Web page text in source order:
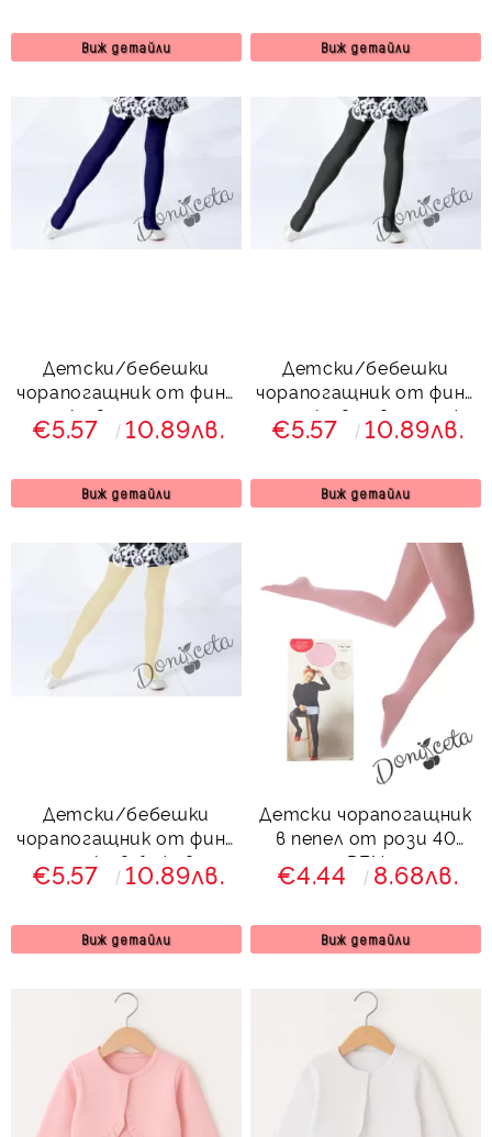
Виж детайли Виж детайли
Детски/бебешки
чорапогащник от фина
плетка в тъмносиньо
€5.57 10.89лв.
Виж детайли
Детски/бебешки
чорапогащник от фина
плетка в сив меланж
€5.57 10.89лв.
Виж детайли
Детски/бебешки
чорапогащник от фина
плетка в бежово
€5.57 10.89лв.
Виж детайли
Детски чорапогащник
в пепел от рози 40
DEN
€4.44 8.68лв.
Виж детайли